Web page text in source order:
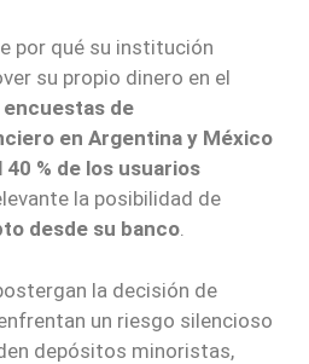
por qué su institución
su propio dinero en el
encuestas de
en Argentina y México
% de los usuarios
la posibilidad de
desde su banco.
la decisión de
un riesgo silencioso
depósitos minoristas,